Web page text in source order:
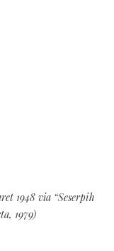
1948 via “Seserpih
1979)